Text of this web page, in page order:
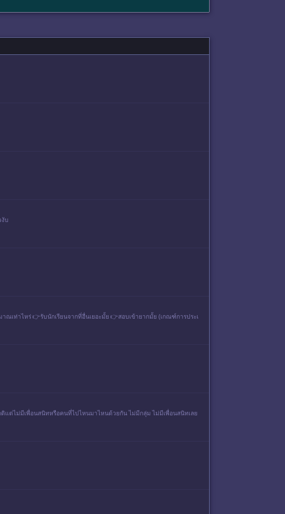
งับ
ณเท่าไหร่ 👉รับนักเรียนจากที่อื่นเยอะมั้ย 👉สอบเข้ายากมั้ย (เกณฑ์การประเ
แต่ไม่มีเพื่อนสนิทหรือคนที่ไปไหนมาไหนด้วยกัน ไม่มีกลุ่ม ไม่มีเพื่อนสนิทเลย